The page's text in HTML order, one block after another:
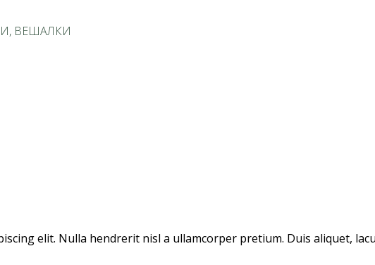
ВЕШАЛКИ
elit. Nulla hendrerit nisl a ullamcorper pretium. Duis aliquet,